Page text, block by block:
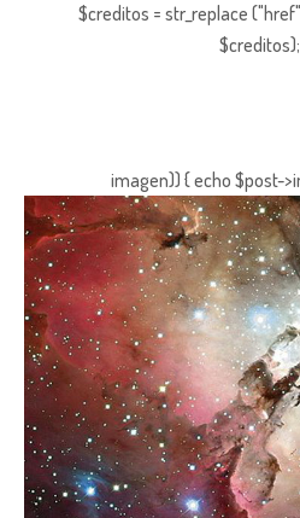
$creditos = str_replace
imagen)) { echo $post-